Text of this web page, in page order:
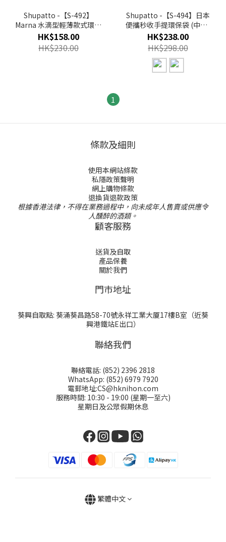
Shupatto -【S-492】
Marna 水滴型輕薄款式環保
袋 (耐重 5kg) (大碼) (多色)
(特價貨品, 不設退換)
HK$158.00
HK$230.00
Shupatto -【S-494】日本
便攜秒收手提環保袋 (中碼)
(多色)
HK$238.00
HK$298.00
1
條款及細則
使用本網站條款
私隱政策聲明
網上購物條款
退換貨退款政策
根據香港法律，不得在業務過程中，向未成年人售賣或供應令
人醺醉的酒類。
顧客服務
送貨及自取
產品保養
關於我們
門巿地址
葵興自取點: 葵涌葵昌路58-70號永祥工業大厦17樓B室（近葵
興港鐵站E出口）
聯絡我們
聯絡電話: (852) 2396 2818
WhatsApp: (852) 6979 7920
電郵地址:CS@hknihon.com
服務時間: 10:30 - 19:00 (星期一至六)
星期日及公眾假期休息
繁體中文